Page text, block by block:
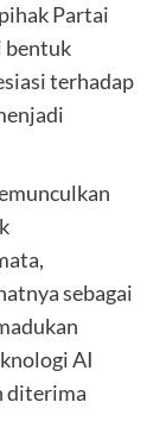
Partai
bentuk
terhadap
sebagai
AI
diterima